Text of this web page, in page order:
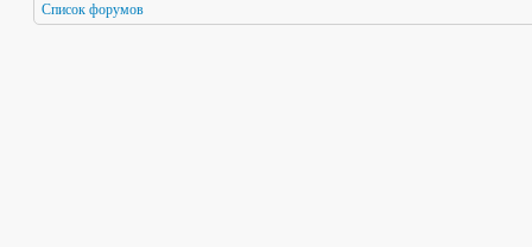
Список форумов